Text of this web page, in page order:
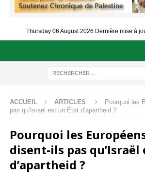
Thursday 06 August 2026 Dernière mise à
ACCUEIL ARTICLES
Pourquoi les
pas qu’Israël est un État d’apartheid ?
Pourquoi les
disent-ils pas qu’Israël
d’apartheid ?